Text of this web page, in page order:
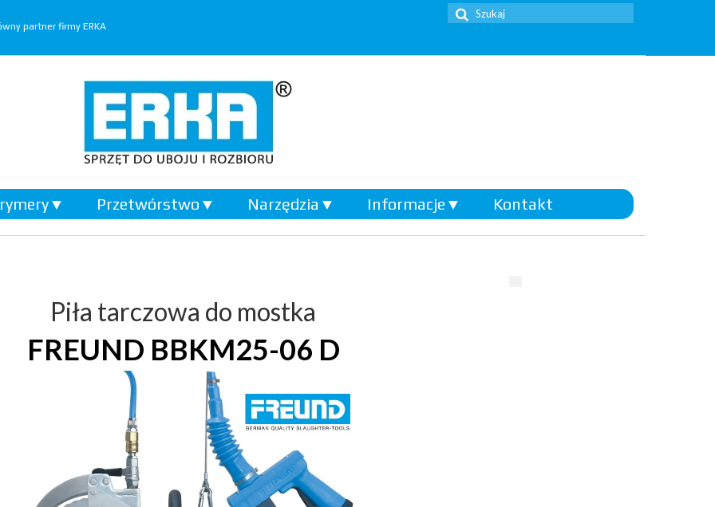
partner firmy ERKA
Szuklaj
▼ Przetwórstwo ▼ Narzędzia ▼ Informacje ▼ Kontakt
Piła tarczowa do mostka
FREUND BBKM25-06 D